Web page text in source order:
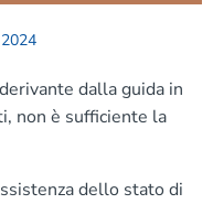
dalla guida in
non è sufficiente la
dello stato di